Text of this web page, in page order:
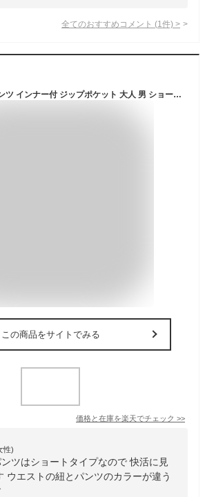
全てのおすすめコメント (1 件) >
メンズ 水着 サーフパンツ インナー付 ジップポケット 大人 男 ショート スクール 海パン シンプル 無地 水陸両用 速乾 ストレッチ 海水パンツ ハーフパンツ ボードショーツ サーフショーツ ウエストゴム ショート丈 M L XL XXL 大きいサイズ 海水浴 プール ns-2580-07 final
この商品をサイトでみる
価格と在庫を楽天でチェック >>
性)
ツはショートタイプなので 快活に見
ウエストの紐とパンツのカラーが違う